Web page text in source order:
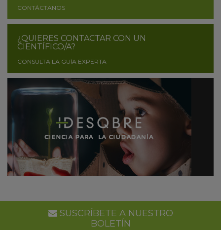
CONTÁCTANOS
¿QUIERES CONTACTAR CON UN
CIENTÍFICO/A?
CONSULTA LA GUÍA EXPERTA
SUSCRÍBETE A NUESTRO
BOLETÍN